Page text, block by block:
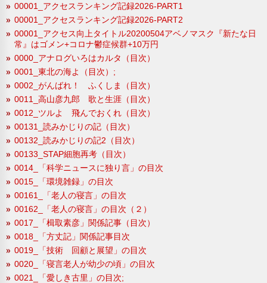
00001_アクセスランキング記録2026-PART1
00001_アクセスランキング記録2026-PART2
00001_アクセス向上タイトル20200504アベノマスク『新たな日
常』はゴメン+コロナ鬱症候群+10万円
0000_アナログいろはカルタ（目次）
0001_東北の海よ（目次）;
0002_がんばれ！ ふくしま（目次）
0011_高山彦九郎 歌と生涯（目次）
0012_ツルよ 飛んでおくれ（目次）
00131_読みかじりの記（目次）
00132_読みかじりの記2（目次）
00133_STAP細胞再考（目次）
0014_「科学ニュースに独り言」の目次
0015_「環境雑録」の目次
00161_「老人の寝言」の目次
00162_「老人の寝言」の目次（２）
0017_「楫取素彦」関係記事（目次）
0018_「方丈記」関係記事目次
0019_「技術 回顧と展望」の目次
0020_「寝言老人が幼少の頃」の目次
0021_「愛しき古里」の目次;